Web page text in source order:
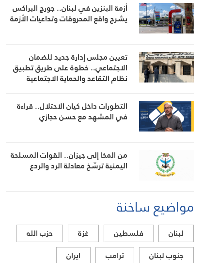
أزمة البنزين في لبنان.. جورج البراكس
يشرح واقع المحروقات وتداعيات الأزمة
تعيين مجلس إدارة جديد للضمان
الاجتماعي.. خطوة على طريق تطبيق
نظام التقاعد والحماية الاجتماعية
التطورات داخل كيان الاحتلال.. قراءة
في المشهد مع حسن حجازي
من المخا إلى جيزان.. القوات المسلحة
اليمنية ترسّخ معادلة الرد والردع
مواضيع ساخنة
لبنان فلسطين غزة
حزب الله
جنوب لبنان
ترامب
ايران